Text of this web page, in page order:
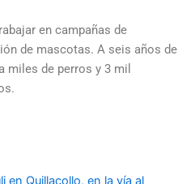
en campañas de
de mascotas. A seis años de
miles de perros y 3 mil
en Quillacollo, en la vía al